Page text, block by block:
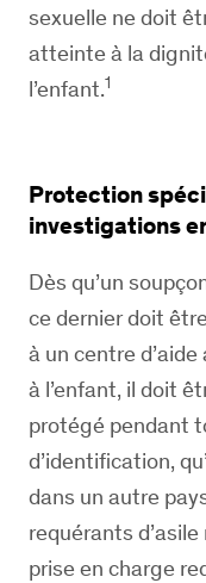
sexuelle ne doit
atteinte à la
l’enfant.1
Protection
investigations
Dès qu’un
ce dernier doit
à un centre
à l’enfant, il doit
protégé pendant
d’identification,
dans un autre
requérants
prise en charge